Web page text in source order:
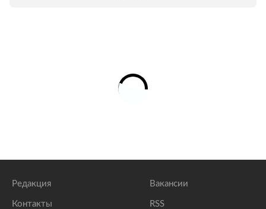
Редакция
Контакты
Вакансии
RSS